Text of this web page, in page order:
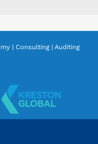
| Consulting | Auditing